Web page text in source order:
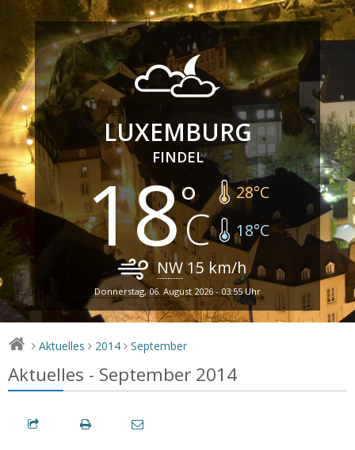
LUXEMBURG
FINDEL
18 28°C
18°C
NW15 km/h
Donnerstag, 06. August 2026 - 03:55 Uhr
> Aktuelles > 2014 > September
Aktuelles - September 2014